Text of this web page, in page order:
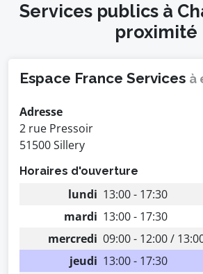
Services publics à
proximité
Espace France Services à
Adresse
2 rue Pressoir
51500 Sillery
Horaires d'ouverture
lundi 13:00 - 17:30
mardi 13:00 - 17:30
mercredi 09:00 - 12:00 /
jeudi 13:00 - 17:30